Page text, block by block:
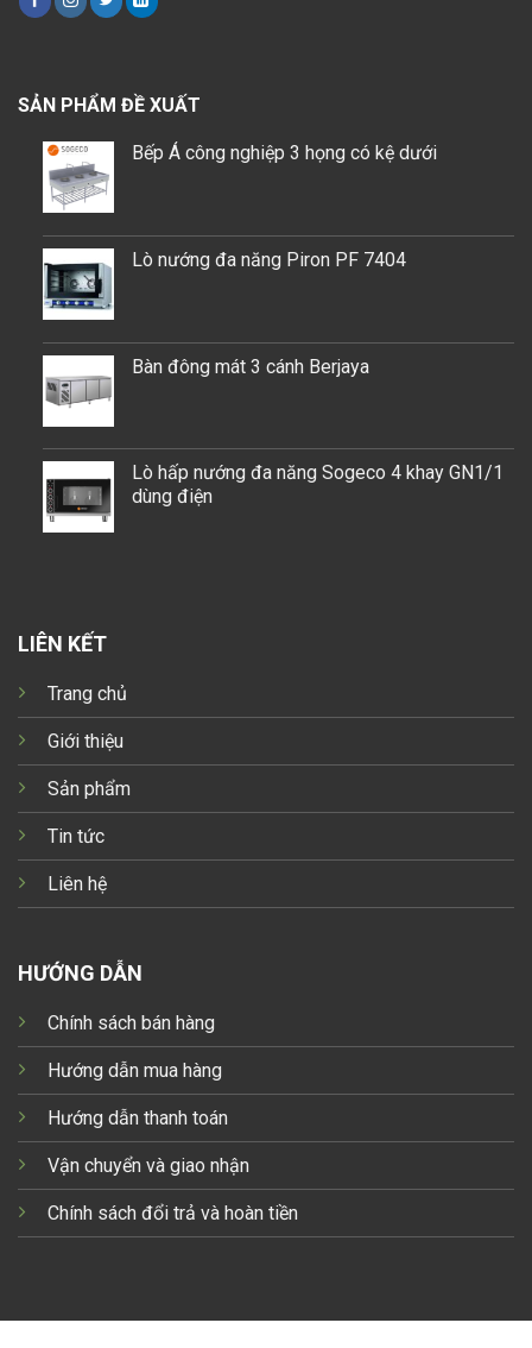
LIÊN KẾT
Trang chủ
Giới thiệu
Sản phẩm
Tin tức
Liên hệ
HƯỚNG DẪN
Chính sách bán hàng
Hướng dẫn mua hàng
Hướng dẫn thanh toán
Vận chuyển và giao nhận
Chính sách đổi trả và hoàn tiền
SẢN PHẨM ĐỀ XUẤT
Bếp Á công nghiệp 3 họng có kệ dưới
Lò nướng đa năng Piron PF 7404
Bàn đông mát 3 cánh Berjaya
Lò hấp nướng đa năng Sogeco 4 khay GN1/1
dùng điện